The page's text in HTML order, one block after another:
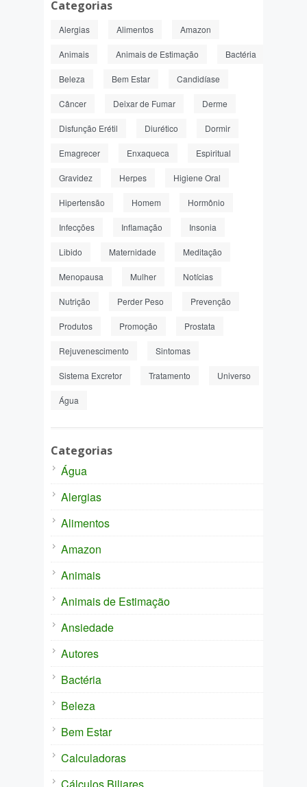
Categorias
Alergias Alimentos Amazon
Animais Animais de Estimação Bactéria
Beleza Bem Estar Candidíase
Câncer Deixar de Fumar Derme
Disfunção Erétil Diurético Dormir
Emagrecer Enxaqueca Espiritual
Gravidez Herpes Higiene Oral
Hipertensão Homem Hormônio
Infecções Inflamação Insonia
Libido Maternidade Meditação
Menopausa Mulher Notícias
Nutrição Perder Peso Prevenção
Produtos Promoção Prostata
Rejuvenescimento Sintomas
Sistema Excretor Tratamento Universo
Água
Categorias
Água
Alergias
Alimentos
Amazon
Animais
Animais de Estimação
Ansiedade
Autores
Bactéria
Beleza
Bem Estar
Calculadoras
Cálculos Biliares